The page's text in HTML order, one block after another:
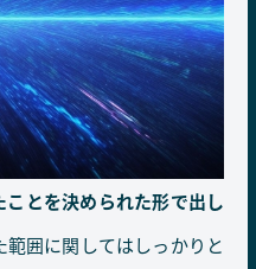
ことを決められた形で出し
範囲に関してはしっかりと